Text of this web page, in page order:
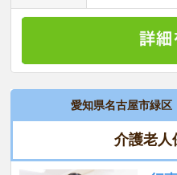
愛知県名古屋市緑区
介護老人